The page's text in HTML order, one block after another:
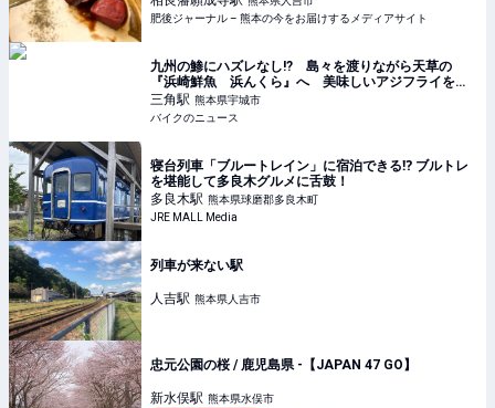
ディアサイト
肥後ジャーナル – 熊本の今をお届けするメディアサイト
九州の鯵にハズレなし!? 島々を渡りながら天草の
『浜崎鮮魚 浜んくら』へ 美味しいアジフライを求
めて走る旅
三角駅 熊本県宇城市
バイクのニュース
寝台列車「ブルートレイン」に宿泊できる⁉ ブルトレ
を堪能して多良木グルメに舌鼓！
多良木駅 熊本県球磨郡多良木町
JRE MALL Media
列車が来ない駅
人吉駅 熊本県人吉市
忠元公園の桜 / 鹿児島県 -【JAPAN 47 GO】
新水俣駅 熊本県水俣市